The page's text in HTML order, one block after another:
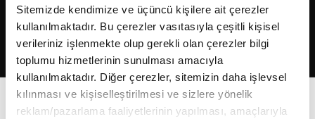
Sitemizde kendimize ve üçüncü kişilere ait çerezler
kullanılmaktadır. Bu çerezler vasıtasıyla çeşitli kişisel
verileriniz işlenmekte olup gerekli olan çerezler bilgi
toplumu hizmetlerinin sunulması amacıyla
kullanılmaktadır. Diğer çerezler, sitemizin daha işlevsel
kılınması ve kişiselleştirilmesi ve sizlere yönelik
reklam/pazarlama faaliyetlerinin yapılması, amaçlarıyla
2026Fikriyat. Tüm hakları saklıdır.